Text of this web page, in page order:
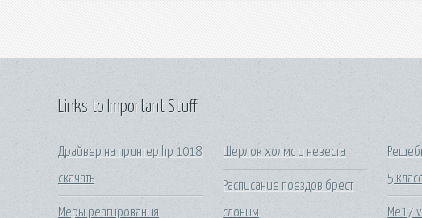
Links to Important Stuff
Драйвер на принтер hp 1018
скачать
Меры реагирования
Шерлок холмс и невеста
Расписание поездов брест
слоним
5
Ме17